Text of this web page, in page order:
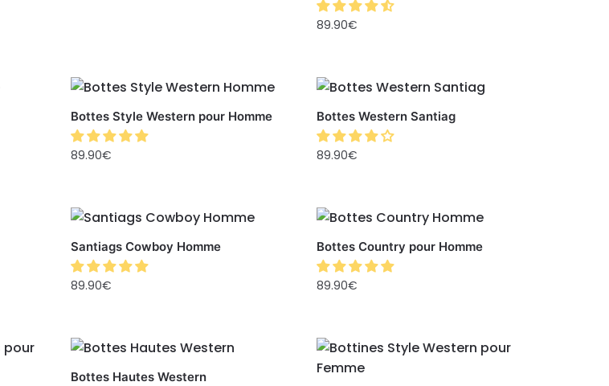
89.90€
Bottes Style Western pour Homme
89.90€
Bottes Western Santiag
89.90€
Santiags Cowboy Homme
89.90€
Bottes Country pour Homme
89.90€
Bottes Hautes Western